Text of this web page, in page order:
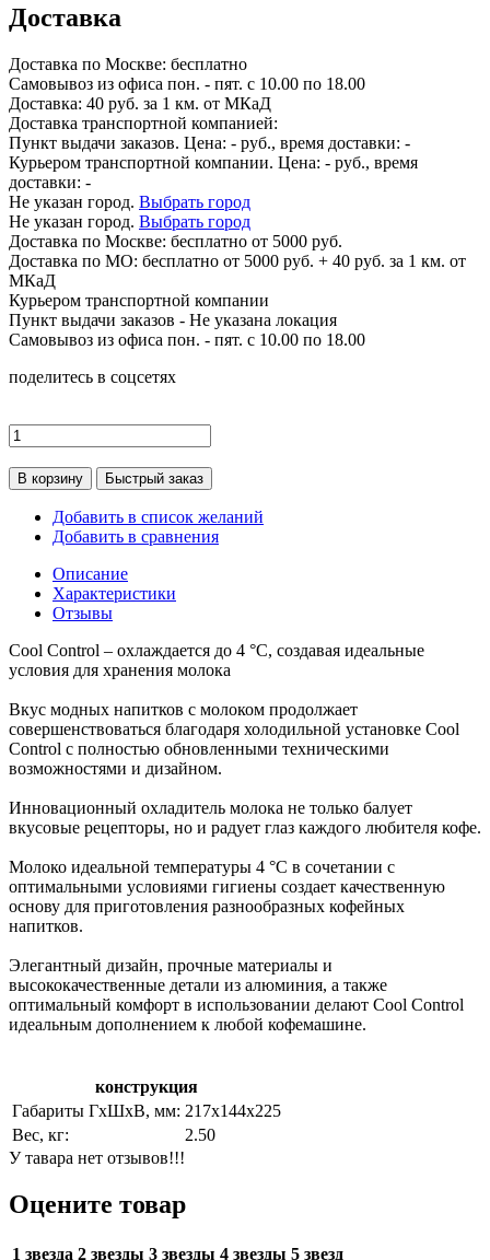
Доставка
Доставка по Москве: бесплатно
Самовывоз из офиса пон. - пят. с 10.00 по 18.00
Доставка: 40 руб. за 1 км. от МКаД
Доставка транспортной компанией:
Пункт выдачи заказов. Цена: - руб., время доставки: -
Курьером транспортной компании. Цена: - руб., время
доставки: -
Не указан город. Выбрать город
Не указан город. Выбрать город
Доставка по Москве: бесплатно от 5000 руб.
Доставка по МО: бесплатно от 5000 руб. + 40 руб. за 1 км. от
МКаД
Курьером транспортной компании
Пункт выдачи заказов - Не указана локация
Самовывоз из офиса пон. - пят. с 10.00 по 18.00
поделитесь в соцсетях
В корзину Быстрый заказ
Добавить в список желаний
Добавить в сравнения
Описание
Характеристики
Отзывы
Cool Control – охлаждается до 4 °C, создавая идеальные
условия для хранения молока
Вкус модных напитков с молоком продолжает
совершенствоваться благодаря холодильной установке Cool
Control с полностью обновленными техническими
возможностями и дизайном.
Инновационный охладитель молока не только балует
вкусовые рецепторы, но и радует глаз каждого любителя кофе.
Молоко идеальной температуры 4 °C в сочетании с
оптимальными условиями гигиены создает качественную
основу для приготовления разнообразных кофейных
напитков.
Элегантный дизайн, прочные материалы и
высококачественные детали из алюминия, а также
оптимальный комфорт в использовании делают Cool Control
идеальным дополнением к любой кофемашине.
конструкция
Габариты ГхШхВ, мм: 217х144х225
Вес, кг:
2.50
У тавара нет отзывов!!!
Оцените товар
1 звезда 2 звезды 3 звезды 4 звезды 5 звезд